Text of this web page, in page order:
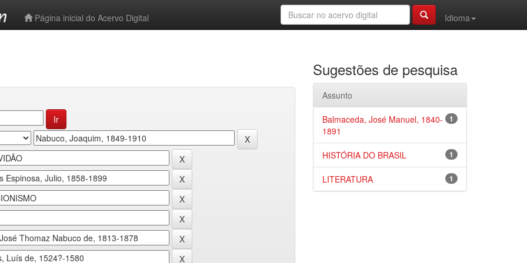
Página inicial do Acervo Digital
Idioma
Sugestões de pesquisa
Assunto
1
Balmaceda, José Manuel, 1840-
1891
1
HISTÓRIA DO BRASIL
1
LITERATURA